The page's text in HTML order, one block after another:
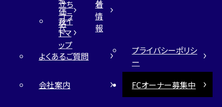
価
格
立ち
コラ
ム
着
情
報
サイ
トマ
ップ
よくあるご質問
プライバシーポリシ
ー
会社案内
FCオーナー募集中